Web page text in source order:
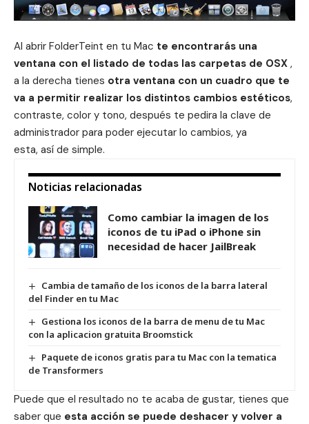
Al abrir FolderTeint en tu Mac te encontrarás una
ventana con el listado de todas las carpetas de OSX ,
a la derecha tienes otra ventana con un cuadro que te
va a permitir realizar los distintos cambios estéticos,
contraste, color y tono, después te pedira la clave de
administrador para poder ejecutar lo cambios, ya
esta, así de simple.
Noticias relacionadas
Como cambiar la imagen de los
iconos de tu iPad o iPhone sin
necesidad de hacer JailBreak
Cambia de tamaño de los iconos de la barra lateral
del Finder en tu Mac
Gestiona los iconos de la barra de menu de tu Mac
con la aplicacion gratuita Broomstick
Paquete de iconos gratis para tu Mac con la tematica
de Transformers
Puede que el resultado no te acaba de gustar, tienes que
saber que esta acción se puede deshacer y volver a